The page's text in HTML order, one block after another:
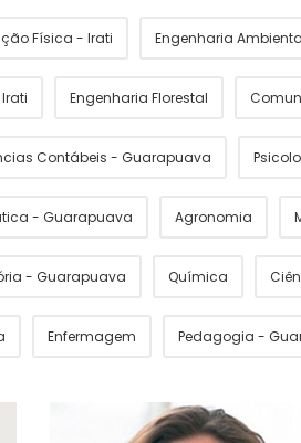
Física - Irati Engenharia
Engenharia Florestal
Contábeis - Guarapuava
- Guarapuava Agronomia
- Guarapuava Química
Enfermagem Pedagogia -